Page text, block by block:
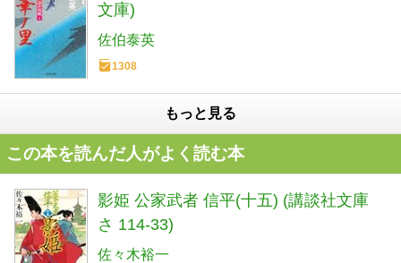
文庫)
佐伯泰英
1308
もっと見る
この本を読んだ人がよく読む本
影姫 公家武者 信平(十五) (講談社文庫
さ 114-33)
佐々木裕一